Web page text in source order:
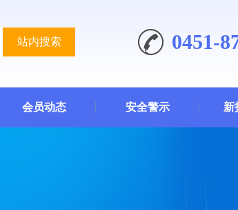
站内搜索 0451-
会员动态 安全警示 新